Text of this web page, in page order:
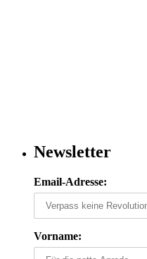
Newsletter
Email-Adresse:
Vorname: